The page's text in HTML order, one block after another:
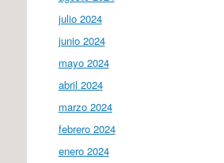
julio 2024
junio 2024
mayo 2024
abril 2024
marzo 2024
febrero 2024
enero 2024